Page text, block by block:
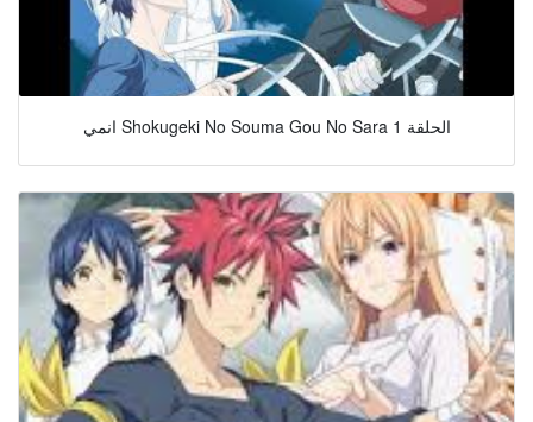
انمي Shokugeki No Souma Gou No Sara الحلقة 1